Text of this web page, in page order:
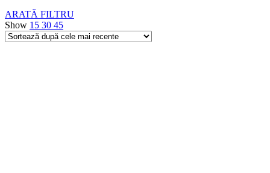
ARATĂ FILTRU
Show 15 30 45